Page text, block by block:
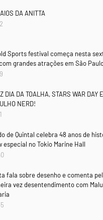
DA ANITTA
Sports festival começa nesta
grandes atrações em São
DIA DA TOALHA, STARS WAR DAY
NERD!
de Quintal celebra 48 anos de
especial no Tokio Marine Hall
fala sobre desenho e comenta
vez desentendimento com